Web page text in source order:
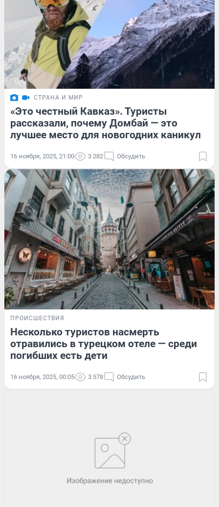
СТРАНА И МИР
«Это честный Кавказ». Туристы
рассказали, почему Домбай — это
лучшее место для новогодних каникул
16 ноября, 2025, 21:00 3 282 Обсудить
ПРОИСШЕСТВИЯ
Несколько туристов насмерть
отравились в турецком отеле — среди
погибших есть дети
16 ноября, 2025, 00:05 3 578 Обсудить